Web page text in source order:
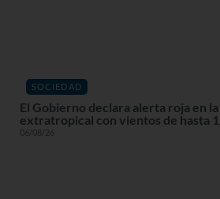
SOCIEDAD
El Gobierno declara alerta roja en
extratropical con vientos de hasta
06/08/26